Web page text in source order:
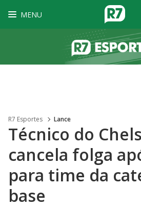
MENU
R7 Esportes Lance
Técnico do
cancela folga
para time da
base